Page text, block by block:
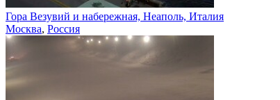
Гора Везувий и набережная, Неаполь, Италия
Москва, Россия